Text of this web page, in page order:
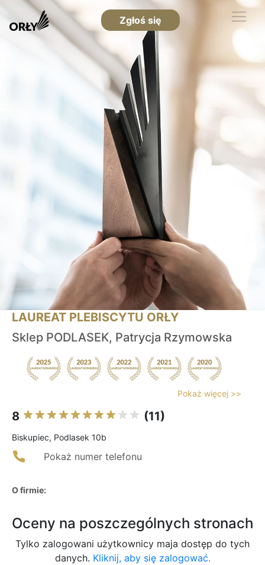
Zgłoś się
LAUREAT PLEBISCYTU ORŁY
Sklep PODLASEK, Patrycja Rzymowska
Pokaż więcej >>
8 (11)
Biskupiec, Podlasek 10b
Pokaż numer telefonu
O firmie:
Oceny na poszczególnych stronach
Tylko zalogowani użytkownicy maja dostęp do tych
danych. Kliknij, aby się zalogować.